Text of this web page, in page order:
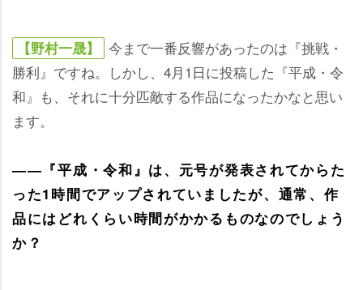
【野村一晟】
今まで一番反響があったのは『挑戦・
勝利』ですね。しかし、4月1日に投稿した『平成・令
和』も、それに十分匹敵する作品になったかなと思い
ます。
――『平成・令和』は、元号が発表されてからた
った1時間でアップされていましたが、通常、作
品にはどれくらい時間がかかるものなのでしょう
か？